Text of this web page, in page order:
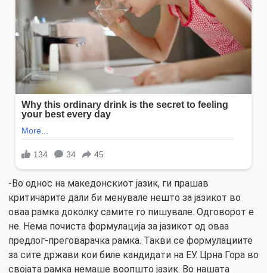
-Во однос на македонскиот јазик, ги прашав
критичарите дали би менувале нешто за јазикот во
оваа рамка доколку самите го пишувале. Одговорот е
не. Нема почиста формулација за јазикот од оваа
предлог-преговарачка рамка. Такви се формулациите
за сите држави кои биле кандидати на ЕУ. Црна Гора во
својата рамка немаше воопшто јазик. Во нашата